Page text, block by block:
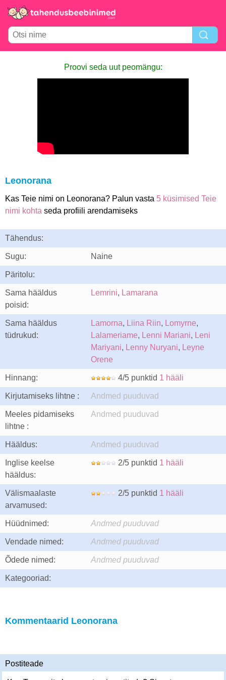
Proovi seda uut peomängu:
Leonorana
Kas Teie nimi on Leonorana? Palun vasta 5 küsimised Teie
nimi kohta seda profiili arendamiseks
Tähendus:
Sugu: Naine
Päritolu:
Sama hääldus
poisid:
Lemrini, Lamarana
Sama hääldus
tüdrukud:
Lamorna, Liina Riin, Lomyrne,
Lalameriame, Lenni Mariani, Leni
Mariyani, Lenny Nuryani, Leyne
Orene
Hinnang: 4/5 punktid 1 hääli
Kirjutamiseks lihtne : Andmed puuduvad
Meeles pidamiseks
lihtne :
Andmed puuduvad
Hääldus: Andmed puuduvad
Inglise keelse
hääldus:
2/5 punktid 1 hääli
Välismaalaste
arvamused:
2/5 punktid 1 hääli
Hüüdnimed: Andmed puuduvad
Vendade nimed: Andmed puuduvad
Õdede nimed: Andmed puuduvad
Kategooriad:
Kommentaarid Leonorana
Postiteade